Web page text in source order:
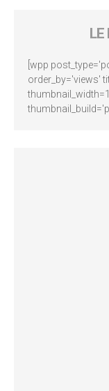
LE
[wpp
order_by='views'